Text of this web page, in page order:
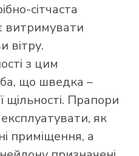
сітчаста
витримувати
вітру.
з цим
що шведка –
щільності. Прапори
як
приміщення, а